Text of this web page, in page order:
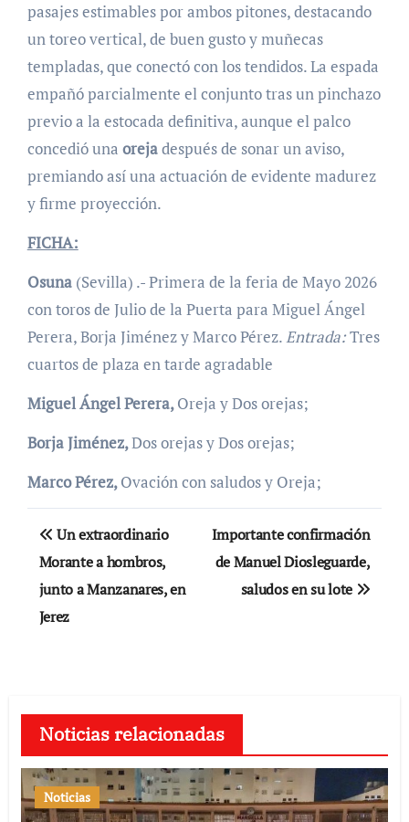
pasajes estimables por ambos pitones, destacando
un toreo vertical, de buen gusto y muñecas
templadas, que conectó con los tendidos. La espada
empañó parcialmente el conjunto tras un pinchazo
previo a la estocada definitiva, aunque el palco
concedió una orejadespués de sonar un aviso,
premiando así una actuación de evidente madurez
y firme proyección.
FICHA:
Osuna (Sevilla) .- Primera de la feria de Mayo 2026
con toros de Julio de la Puerta para Miguel Ángel
Perera, Borja Jiménez y Marco Pérez.Entrada:Tres
cuartos de plaza en tarde agradable
Miguel Ángel Perera,Oreja y Dos orejas;
Borja Jiménez,Dos orejas y Dos orejas;
Marco Pérez,Ovación con saludos y Oreja;
Navegación
de
entradas
Un extraordinario
Morante a hombros,
junto a Manzanares, en
Jerez
Importante confirmación
de Manuel Diosleguarde,
saludos en su lote
Noticias relacionadas
Noticias